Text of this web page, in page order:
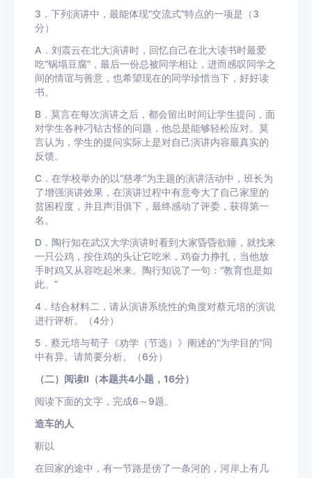
3．下列演讲中，最能体现“交流式”特点的一项是（3
分）
A．刘震云在北大演讲时，回忆自己在北大读书时最爱
吃“锅塌豆腐”，最后一份总被同学相让，进而感叹同学之
间的情谊与善意，也希望现在的同学珍惜当下，好好读
书。
B．莫言在每次演讲之后，都会留出时间让学生提问，面
对学生各种刁钻古怪的问题，他总是能够轻松应对。莫
言认为，学生的提问实际上是对自己演讲内容最真实的
反馈。
C．在学校举办的以“慈孝”为主题的演讲活动中，班长为
了增强演讲效果，在演讲过程中有意夸大了自己家里的
贫困程度，并且声泪俱下，最终感动了评委，获得第一
名。
D．陶行知在武汉大学演讲时看到大家昏昏欲睡，就找来
一只公鸡，按住鸡的头让它吃米，鸡奋力挣扎，当他放
手时鸡又从容吃起米来。陶行知说了一句：“教育也是如
此。”
4．结合材料二，请从演讲系统性的角度对蔡元培的演说
进行评析。（4分）
5．蔡元培与荀子《劝学（节选）》阐述的“为学目的”同
中有异。请简要分析。（6分）
（二）阅读Ⅱ（本题共4小题，16分）
阅读下面的文字，完成6～9题。
造车的人
靳以
在回家的途中，有一节路是傍了一条河的，河岸上有几